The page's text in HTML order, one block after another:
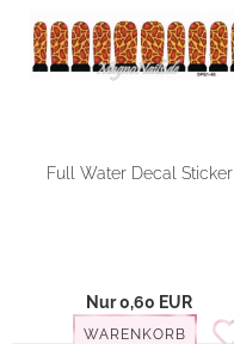
Full Water Decal Sticker
Nur 0,60 EUR
WARENKORB